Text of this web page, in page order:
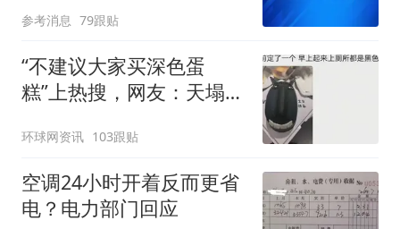
参考消息 79跟贴
“不建议大家买深色蛋
糕”上热搜，网友：天塌
环球网资讯 103跟贴
空调24小时开着反而更省
电？电力部门回应